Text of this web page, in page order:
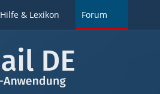
Hilfe & Lexikon Forum